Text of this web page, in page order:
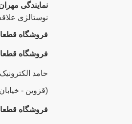
نمایندگی
نوستالژی
فروشگاه
فروشگاه
حامد
(قزوین -
فروشگاه